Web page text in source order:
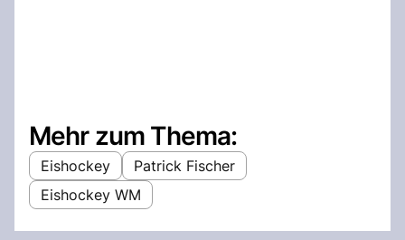
Mehr zum Thema:
Eishockey
Patrick Fischer
Eishockey WM